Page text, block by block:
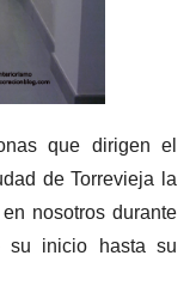
que dirigen el
de Torrevieja la
nosotros durante
su inicio hasta su